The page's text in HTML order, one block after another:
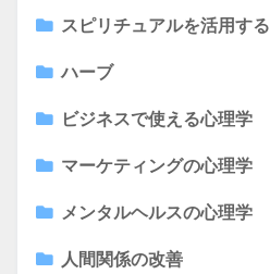
スピリチュアルを活用する
ハーブ
ビジネスで使える心理学
マーケティングの心理学
メンタルヘルスの心理学
人間関係の改善